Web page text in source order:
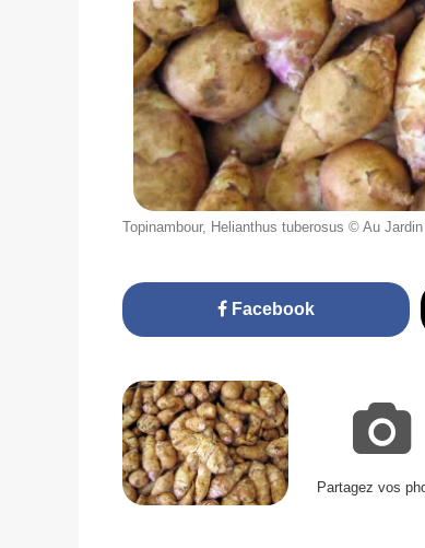
Topinambour, Helianthus tuberosus © Au Jardin
Facebook
Partagez vos